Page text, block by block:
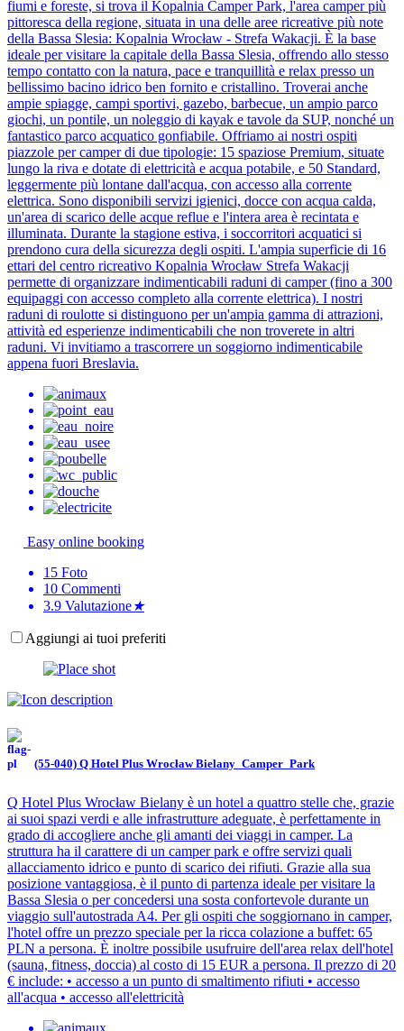
fiumi e foreste, si trova il Kopalnia Camper Park, l'area camper più
pittoresca della regione, situata in una delle aree ricreative più note
della Bassa Slesia: Kopalnia Wrocław - Strefa Wakacji. È la base
ideale per visitare la capitale della Bassa Slesia, offrendo allo stesso
tempo contatto con la natura, pace e tranquillità e relax presso un
bellissimo bacino idrico ben fornito e cristallino. Troverai anche
ampie spiagge, campi sportivi, gazebo, barbecue, un ampio parco
giochi, un pontile, un noleggio di kayak e tavole da SUP, nonché un
fantastico parco acquatico gonfiabile. Offriamo ai nostri ospiti
piazzole per camper di due tipologie: 15 spaziose Premium, situate
lungo la riva e dotate di elettricità e acqua potabile, e 50 Standard,
leggermente più lontane dall'acqua, con accesso alla corrente
elettrica. Sono disponibili servizi igienici, docce con acqua calda,
un'area di scarico delle acque reflue e l'intera area è recintata e
illuminata. Durante la stagione estiva, i soccorritori acquatici si
prendono cura della sicurezza degli ospiti. L'ampia superficie di 16
ettari del centro ricreativo Kopalnia Wrocław Strefa Wakacji
permette di organizzare indimenticabili raduni di camper (fino a 300
equipaggi con accesso completo alla corrente elettrica). I nostri
raduni di roulotte si distinguono per un'ampia gamma di attrazioni,
attività ed esperienze indimenticabili che non troverete in altri
raduni. Vi invitiamo a trascorrere un soggiorno indimenticabile
appena fuori Breslavia.
Easy online booking
15 Foto
10 Commenti
3.9 Valutazione★
Aggiungi ai tuoi preferiti
(55-040) Q Hotel Plus Wrocław Bielany_Camper_Park
Q Hotel Plus Wrocław Bielany è un hotel a quattro stelle che, grazie
ai suoi spazi verdi e alle infrastrutture adeguate, è perfettamente in
grado di accogliere anche gli amanti dei viaggi in camper. La
struttura ha il carattere di un camper park e offre servizi quali
allacciamento idrico e punto di scarico dei rifiuti. Grazie alla sua
posizione vantaggiosa, è il punto di partenza ideale per visitare la
Bassa Slesia o per concedersi una sosta confortevole durante un
viaggio sull'autostrada A4. Per gli ospiti che soggiornano in camper,
l'hotel offre un prezzo speciale per la ricca colazione a buffet: 65
PLN a persona. È inoltre possibile usufruire dell'area relax dell'hotel
(sauna, fitness, doccia) al costo di 15 EUR a persona. Il prezzo di 20
€ include: • accesso a un punto di smaltimento rifiuti • accesso
all'acqua • accesso all'elettricità